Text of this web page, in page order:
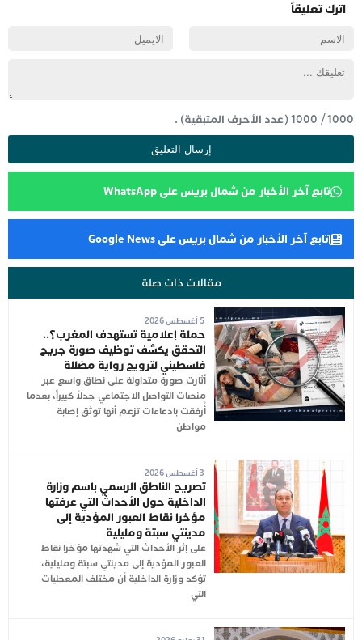
اترك تعليقاً
1000
/
1000(عدد الأحرف المتبقية) .
تابع آخر الأخبار من شمال بريس على WhatsApp
تابع آخر الأخبار من شمال بريس على Google News
مقالات ذات صلة
5 أغسطس 2026
حملة إعلامية تستهدف المغرب؟..
التحقق يكشف توظيف صورة جريح
فلسطيني لترويج رواية مضللة
أثارت صورة متداولة على نطاق واسع عبر
منصات التواصل الاجتماعي جدلاً كبيراً، بعدما
أُرفقت بادعاءات تزعم أنها توثق إصابة
مواطن
تصريح الناطق الرسمي باسم وزارة
الداخلية حول الأحداث التي عرفتها
مؤخرا نقاط العبور المؤدية إلى
مدينتي سبتة ومليلية
على إثر الأحداث التي شهدتها مؤخرا نقاط
العبور المؤدية إلى مدينتي سبتة ومليلية،
تؤكد وزارة الداخلية أن مختلف المعطيات
التي